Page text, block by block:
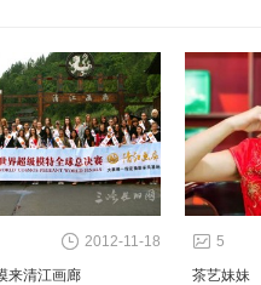
2012-11-18
来清江画廊
5
茶艺妹妹